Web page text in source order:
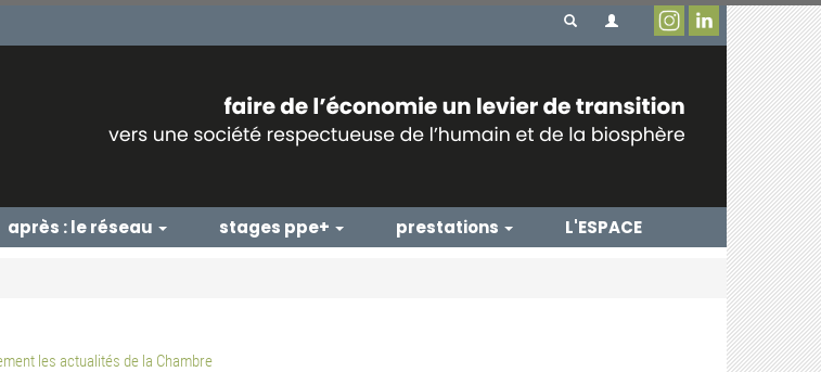
après : le réseau stages ppe+ prestations L'ESPACE
les actualités de la Chambre